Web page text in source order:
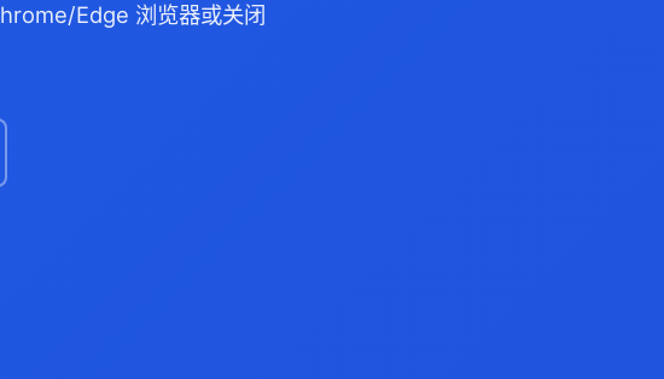
Edge 浏览器或关闭